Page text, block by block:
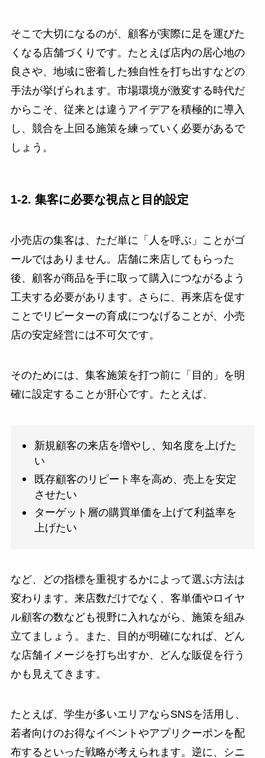
そこで大切になるのが、顧客が実際に足を運びた
くなる店舗づくりです。たとえば店内の居心地の
良さや、地域に密着した独自性を打ち出すなどの
手法が挙げられます。市場環境が激変する時代だ
からこそ、従来とは違うアイデアを積極的に導入
し、競合を上回る施策を練っていく必要があるで
しょう。
1-2. 集客に必要な視点と目的設定
小売店の集客は、ただ単に「人を呼ぶ」ことがゴ
ールではありません。店舗に来店してもらった
後、顧客が商品を手に取って購入につながるよう
工夫する必要があります。さらに、再来店を促す
ことでリピーターの育成につなげることが、小売
店の安定経営には不可欠です。
そのためには、集客施策を打つ前に「目的」を明
確に設定することが肝心です。たとえば、
新規顧客の来店を増やし、知名度を上げた
い
既存顧客のリピート率を高め、売上を安定
させたい
ターゲット層の購買単価を上げて利益率を
上げたい
など、どの指標を重視するかによって選ぶ方法は
変わります。来店数だけでなく、客単価やロイヤ
ル顧客の数なども視野に入れながら、施策を組み
立てましょう。また、目的が明確になれば、どん
な店舗イメージを打ち出すか、どんな販促を行う
かも見えてきます。
たとえば、学生が多いエリアならSNSを活用し、
若者向けのお得なイベントやアプリクーポンを配
布するといった戦略が考えられます。逆に、シニ